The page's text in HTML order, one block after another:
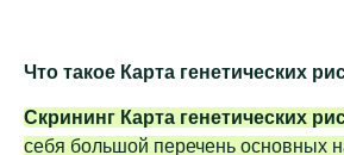
Что такое Карта генетических
Скрининг Карта генетических
себя большой перечень основных